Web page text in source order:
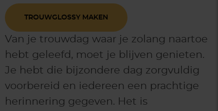
TROUWGLOSSY MAKEN
Van je trouwdag waar je zolang naartoe
hebt geleefd, moet je blijven genieten.
Je hebt die bijzondere dag zorgvuldig
voorbereid en iedereen een prachtige
herinnering gegeven. Het is